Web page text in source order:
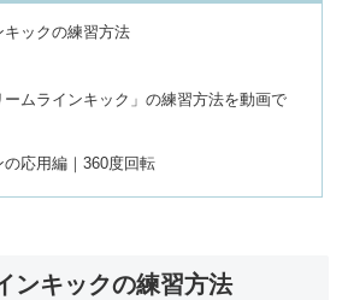
ックの練習方法
ムラインキック」の練習方法を動画で
の応用編｜360度回転
ンキックの練習方法